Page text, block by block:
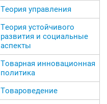
Теория управления
Теория устойчивого
развития и социальные
аспекты
Товарная инновационная
политика
Товароведение